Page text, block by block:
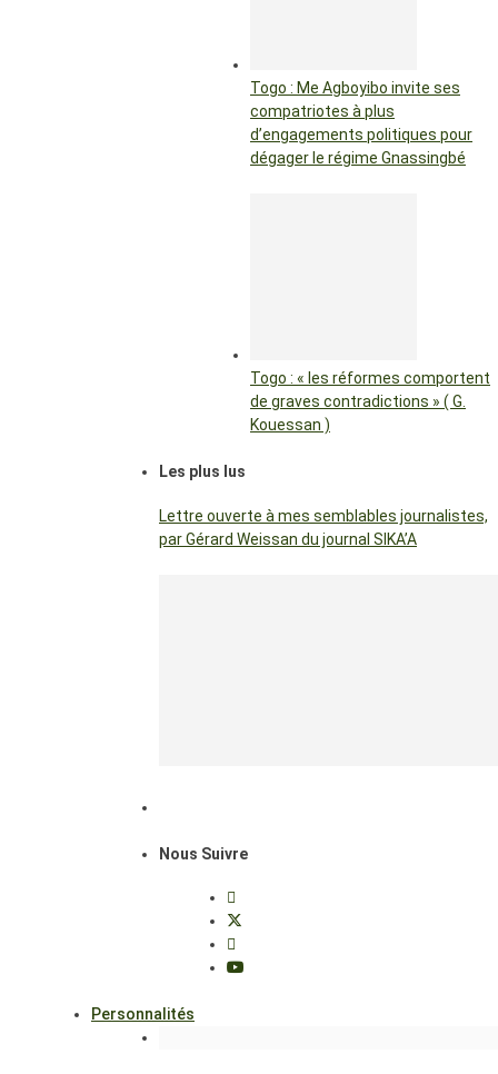
Togo : Me Agboyibo invite ses
compatriotes à plus
d’engagements politiques pour
dégager le régime Gnassingbé
Togo : « les réformes comportent
de graves contradictions » ( G.
Kouessan )
Les plus lus
Lettre ouverte à mes semblables journalistes,
par Gérard Weissan du journal SIKA’A
Nous Suivre
Personnalités